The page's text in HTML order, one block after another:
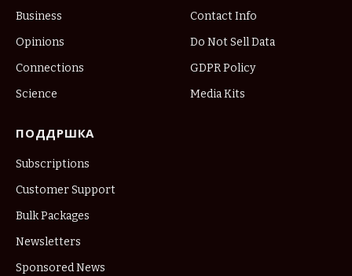
Business
Opinions
Connections
Science
Contact Info
Do Not Sell Data
GDPR Policy
Media Kits
ПОДДРШКА
Subscriptions
Customer Support
Bulk Packages
Newsletters
Sponsored News